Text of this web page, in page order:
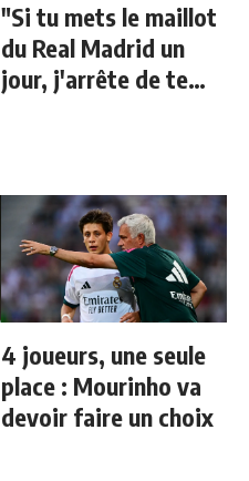
"Si tu mets le maillot
du Real Madrid un
jour, j'arrête de te
4 joueurs, une seule
place : Mourinho va
devoir faire un choix